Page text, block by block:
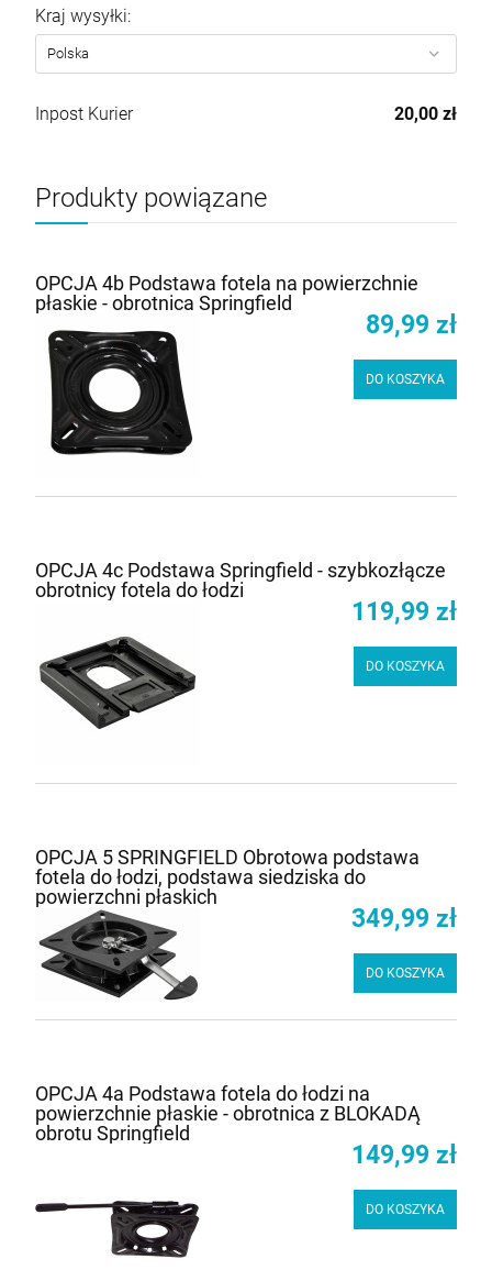
Kraj wysyłki:
Inpost Kurier 20,00 zł
Produkty powiązane
OPCJA 4b Podstawa fotela na powierzchnie
płaskie - obrotnica Springfield
89,99 zł
DO KOSZYKA
OPCJA 4c Podstawa Springfield - szybkozłącze
obrotnicy fotela do łodzi
119,99 zł
DO KOSZYKA
OPCJA 5 SPRINGFIELD Obrotowa podstawa
fotela do łodzi, podstawa siedziska do
powierzchni płaskich
349,99 zł
DO KOSZYKA
OPCJA 4a Podstawa fotela do łodzi na
powierzchnie płaskie - obrotnica z BLOKADĄ
obrotu Springfield
149,99 zł
DO KOSZYKA